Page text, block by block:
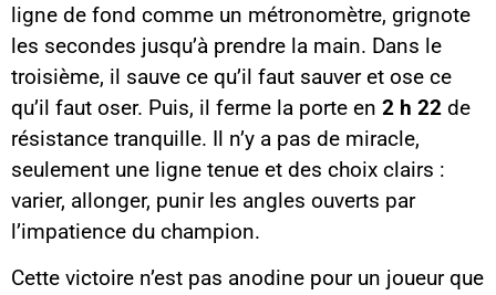
ligne de fond comme un métronomètre, grignote
les secondes jusqu’à prendre la main. Dans le
troisième, il sauve ce qu’il faut sauver et ose ce
qu’il faut oser. Puis, il ferme la porte en 2 h 22 de
résistance tranquille. Il n’y a pas de miracle,
seulement une ligne tenue et des choix clairs :
varier, allonger, punir les angles ouverts par
l’impatience du champion.
Cette victoire n’est pas anodine pour un joueur que